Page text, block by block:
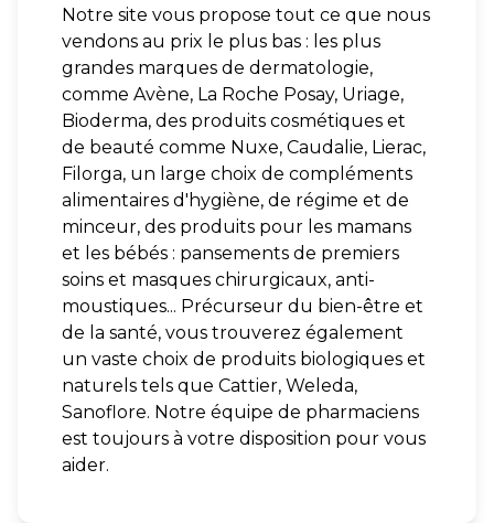
Notre site vous propose tout ce que nous
vendons au prix le plus bas : les plus
grandes marques de dermatologie,
comme Avène, La Roche Posay, Uriage,
Bioderma, des produits cosmétiques et
de beauté comme Nuxe, Caudalie, Lierac,
Filorga, un large choix de compléments
alimentaires d'hygiène, de régime et de
minceur, des produits pour les mamans
et les bébés : pansements de premiers
soins et masques chirurgicaux, anti-
moustiques... Précurseur du bien-être et
de la santé, vous trouverez également
un vaste choix de produits biologiques et
naturels tels que Cattier, Weleda,
Sanoflore. Notre équipe de pharmaciens
est toujours à votre disposition pour vous
aider.